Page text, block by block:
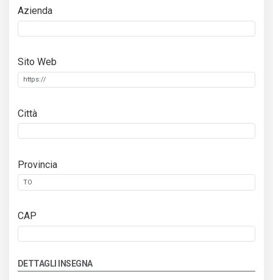
Azienda
Sito Web
Città
Provincia
CAP
DETTAGLI INSEGNA